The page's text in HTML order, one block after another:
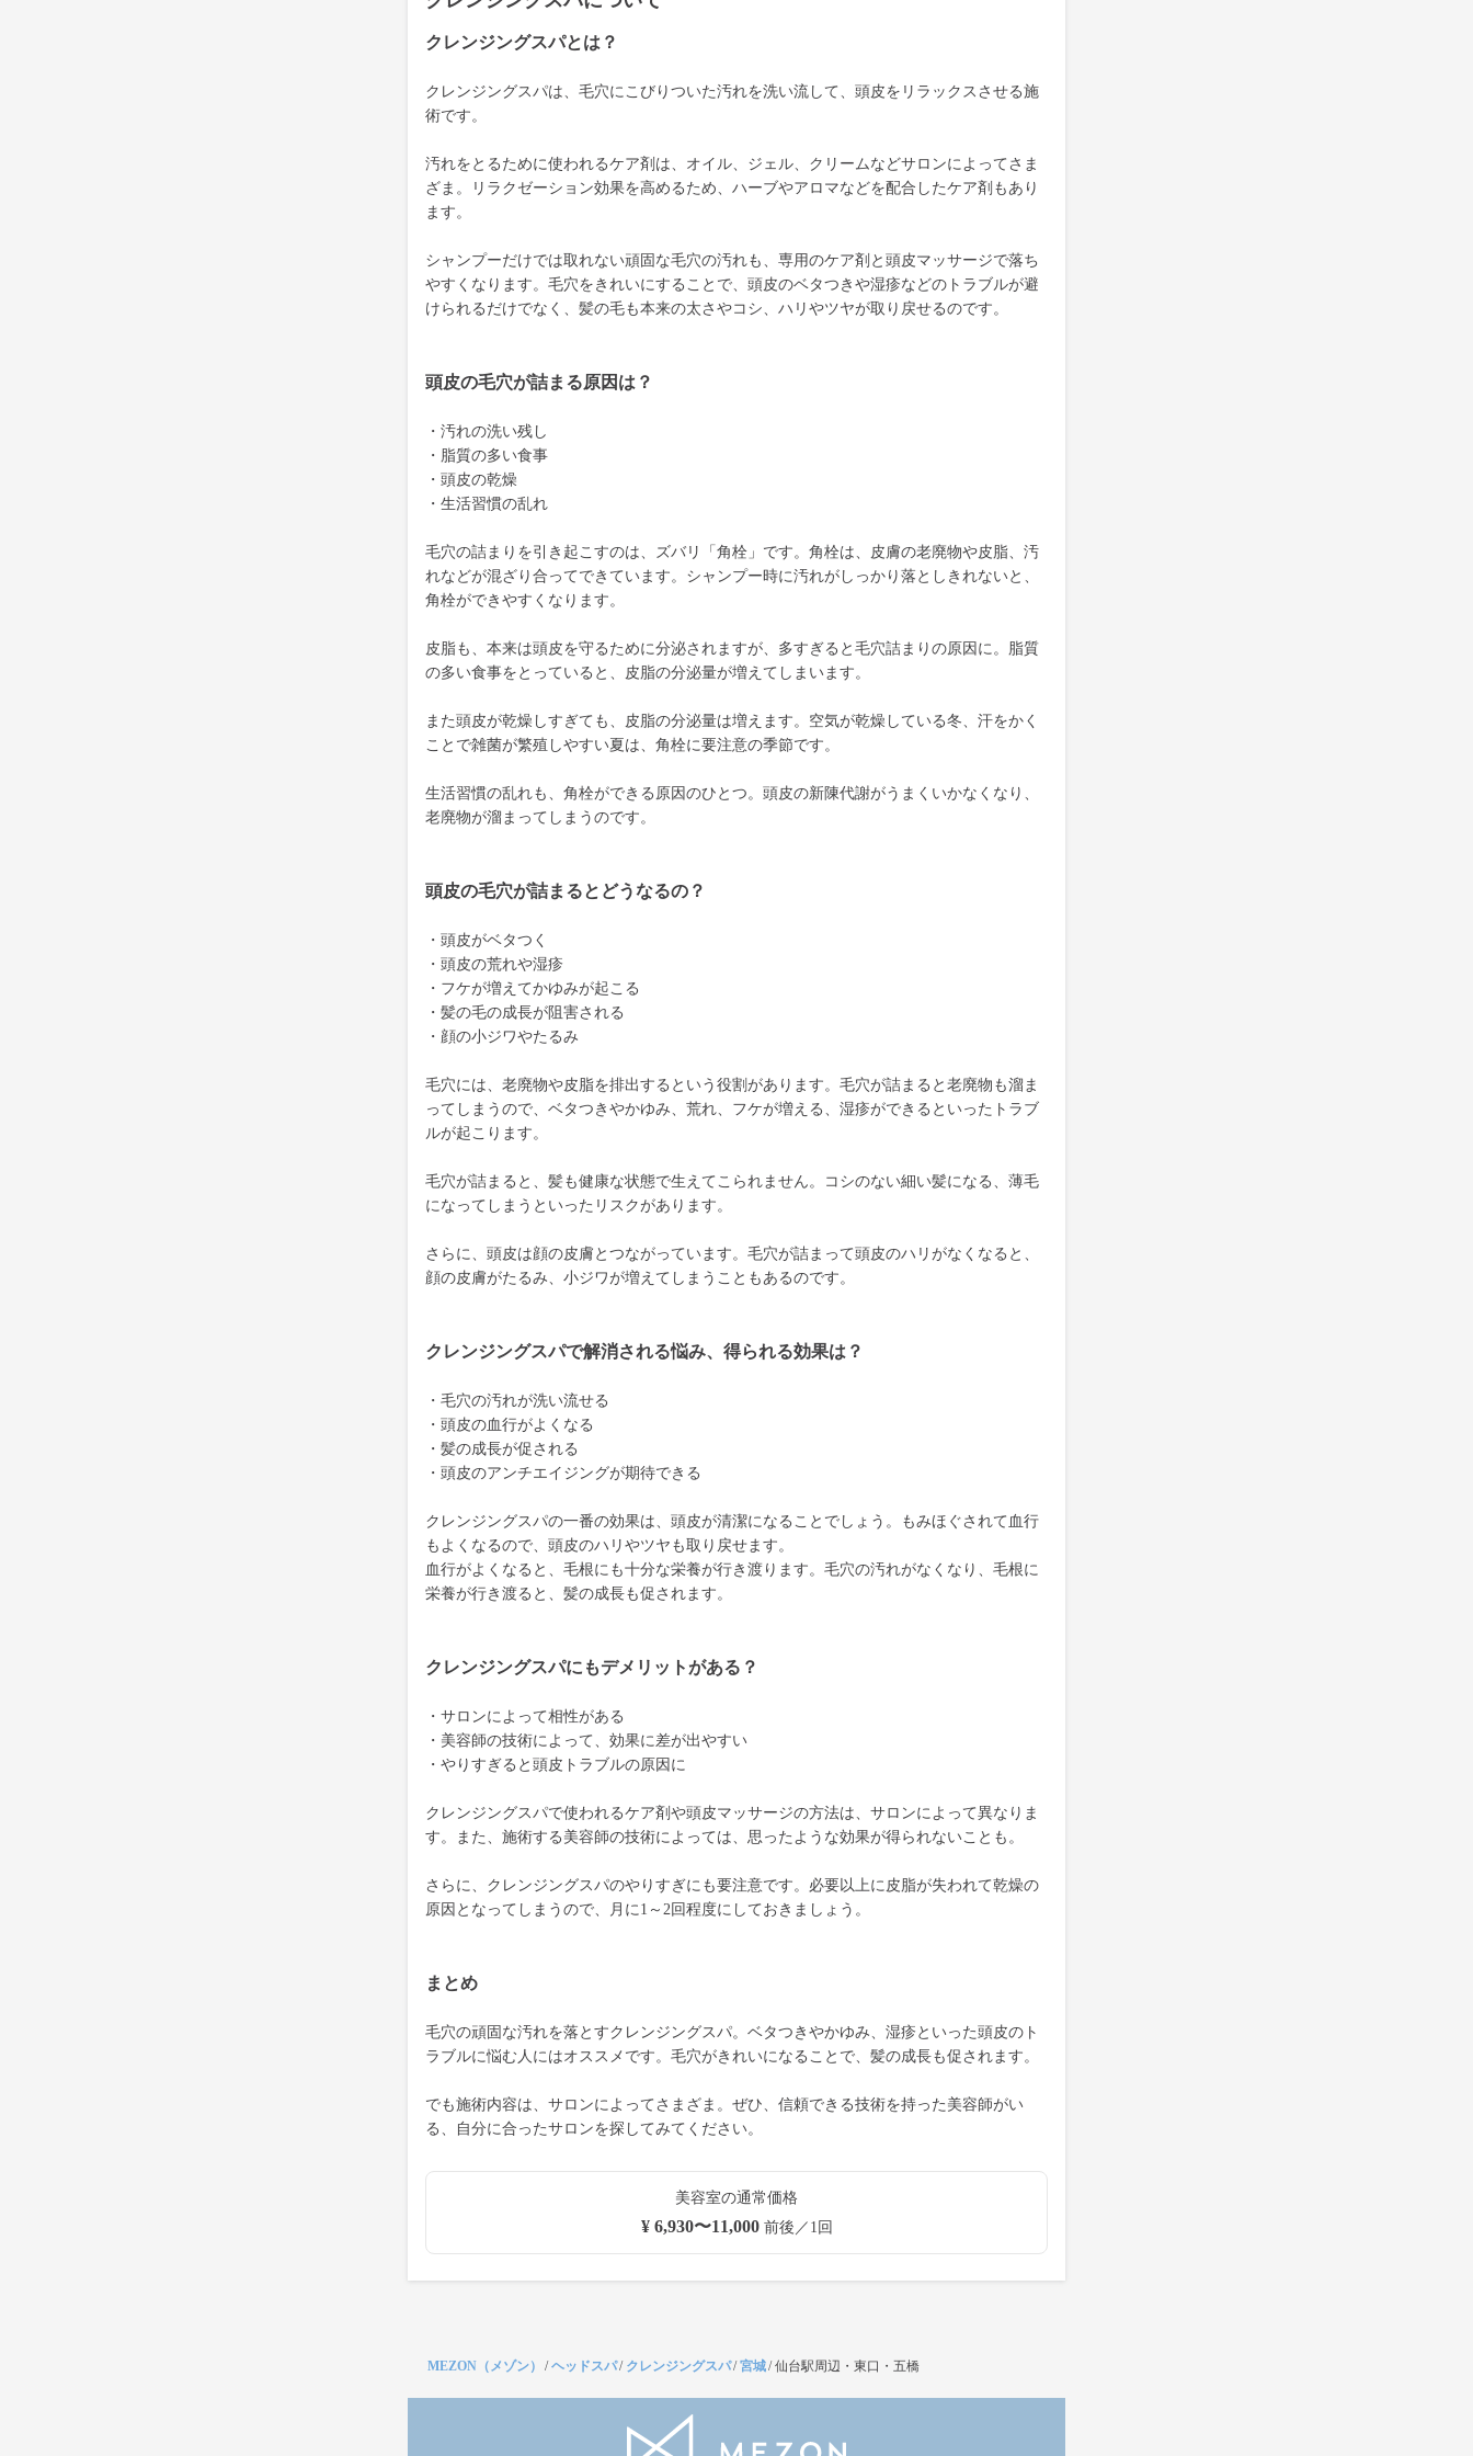
クレンジングスパとは？
クレンジングスパは、毛穴にこびりついた汚れを洗い流して、頭皮をリラックスさせる施
術です。
汚れをとるために使われるケア剤は、オイル、ジェル、クリームなどサロンによってさま
ざま。リラクゼーション効果を高めるため、ハーブやアロマなどを配合したケア剤もあり
ます。
シャンプーだけでは取れない頑固な毛穴の汚れも、専用のケア剤と頭皮マッサージで落ち
やすくなります。毛穴をきれいにすることで、頭皮のベタつきや湿疹などのトラブルが避
けられるだけでなく、髪の毛も本来の太さやコシ、ハリやツヤが取り戻せるのです。
頭皮の毛穴が詰まる原因は？
・汚れの洗い残し
・脂質の多い食事
・頭皮の乾燥
・生活習慣の乱れ
毛穴の詰まりを引き起こすのは、ズバリ「角栓」です。角栓は、皮膚の老廃物や皮脂、汚
れなどが混ざり合ってできています。シャンプー時に汚れがしっかり落としきれないと、
角栓ができやすくなります。
皮脂も、本来は頭皮を守るために分泌されますが、多すぎると毛穴詰まりの原因に。脂質
の多い食事をとっていると、皮脂の分泌量が増えてしまいます。
また頭皮が乾燥しすぎても、皮脂の分泌量は増えます。空気が乾燥している冬、汗をかく
ことで雑菌が繁殖しやすい夏は、角栓に要注意の季節です。
生活習慣の乱れも、角栓ができる原因のひとつ。頭皮の新陳代謝がうまくいかなくなり、
老廃物が溜まってしまうのです。
頭皮の毛穴が詰まるとどうなるの？
・頭皮がベタつく
・頭皮の荒れや湿疹
・フケが増えてかゆみが起こる
・髪の毛の成長が阻害される
・顔の小ジワやたるみ
毛穴には、老廃物や皮脂を排出するという役割があります。毛穴が詰まると老廃物も溜ま
ってしまうので、ベタつきやかゆみ、荒れ、フケが増える、湿疹ができるといったトラブ
ルが起こります。
毛穴が詰まると、髪も健康な状態で生えてこられません。コシのない細い髪になる、薄毛
になってしまうといったリスクがあります。
さらに、頭皮は顔の皮膚とつながっています。毛穴が詰まって頭皮のハリがなくなると、
顔の皮膚がたるみ、小ジワが増えてしまうこともあるのです。
クレンジングスパで解消される悩み、得られる効果は？
・毛穴の汚れが洗い流せる
・頭皮の血行がよくなる
・髪の成長が促される
・頭皮のアンチエイジングが期待できる
クレンジングスパの一番の効果は、頭皮が清潔になることでしょう。もみほぐされて血行
もよくなるので、頭皮のハリやツヤも取り戻せます。
血行がよくなると、毛根にも十分な栄養が行き渡ります。毛穴の汚れがなくなり、毛根に
栄養が行き渡ると、髪の成長も促されます。
クレンジングスパにもデメリットがある？
・サロンによって相性がある
・美容師の技術によって、効果に差が出やすい
・やりすぎると頭皮トラブルの原因に
クレンジングスパで使われるケア剤や頭皮マッサージの方法は、サロンによって異なりま
す。また、施術する美容師の技術によっては、思ったような効果が得られないことも。
さらに、クレンジングスパのやりすぎにも要注意です。必要以上に皮脂が失われて乾燥の
原因となってしまうので、月に1～2回程度にしておきましょう。
まとめ
毛穴の頑固な汚れを落とすクレンジングスパ。ベタつきやかゆみ、湿疹といった頭皮のト
ラブルに悩む人にはオススメです。毛穴がきれいになることで、髪の成長も促されます。
でも施術内容は、サロンによってさまざま。ぜひ、信頼できる技術を持った美容師がい
る、自分に合ったサロンを探してみてください。
美容室の通常価格
¥ 6,930〜11,000前後／1回
MEZON（メゾン） /ヘッドスパ/ クレンジングスパ/宮城/仙台駅周辺・東口・五橋